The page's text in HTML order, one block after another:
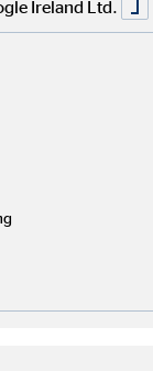
um deine
präsentiere
wir
und persönliche
Beratung!
Ireland Ltd.